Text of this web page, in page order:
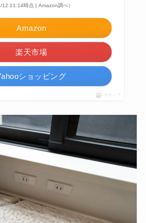
12 11:14時点 | Amazon調べ）
Amazon
楽天市場
ショッピング
ポチップ